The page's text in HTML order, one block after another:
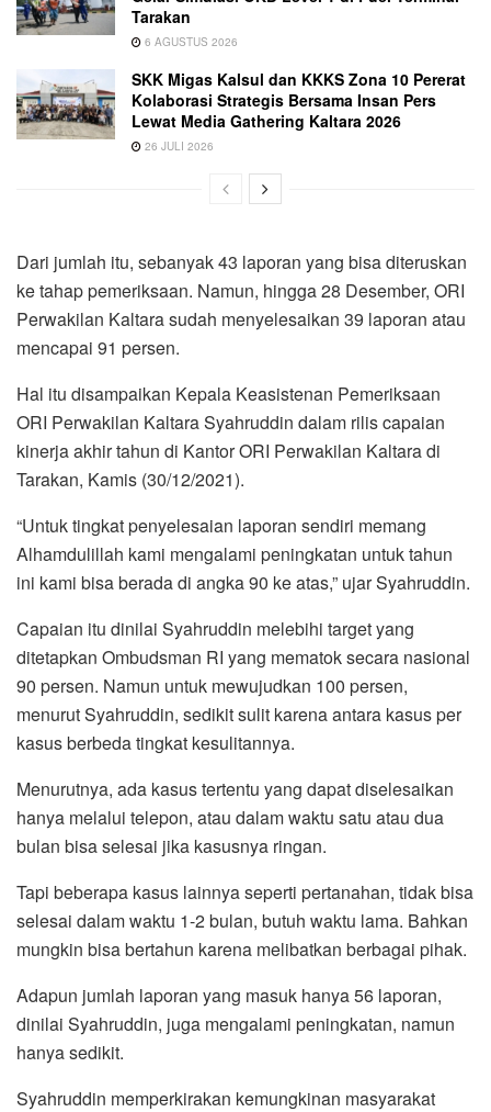
Tarakan
6 AGUSTUS 2026
SKK Migas Kalsul dan KKKS Zona 10 Pererat
Kolaborasi Strategis Bersama Insan Pers
Lewat Media Gathering Kaltara 2026
26 JULI 2026
Dari jumlah itu, sebanyak 43 laporan yang bisa diteruskan
ke tahap pemeriksaan. Namun, hingga 28 Desember, ORI
Perwakilan Kaltara sudah menyelesaikan 39 laporan atau
mencapai 91 persen.
Hal itu disampaikan Kepala Keasistenan Pemeriksaan
ORI Perwakilan Kaltara Syahruddin dalam rilis capaian
kinerja akhir tahun di Kantor ORI Perwakilan Kaltara di
Tarakan, Kamis (30/12/2021).
“Untuk tingkat penyelesaian laporan sendiri memang
Alhamdulillah kami mengalami peningkatan untuk tahun
ini kami bisa berada di angka 90 ke atas,” ujar Syahruddin.
Capaian itu dinilai Syahruddin melebihi target yang
ditetapkan Ombudsman RI yang mematok secara nasional
90 persen. Namun untuk mewujudkan 100 persen,
menurut Syahruddin, sedikit sulit karena antara kasus per
kasus berbeda tingkat kesulitannya.
Menurutnya, ada kasus tertentu yang dapat diselesaikan
hanya melalui telepon, atau dalam waktu satu atau dua
bulan bisa selesai jika kasusnya ringan.
Tapi beberapa kasus lainnya seperti pertanahan, tidak bisa
selesai dalam waktu 1-2 bulan, butuh waktu lama. Bahkan
mungkin bisa bertahun karena melibatkan berbagai pihak.
Adapun jumlah laporan yang masuk hanya 56 laporan,
dinilai Syahruddin, juga mengalami peningkatan, namun
hanya sedikit.
Syahruddin memperkirakan kemungkinan masyarakat